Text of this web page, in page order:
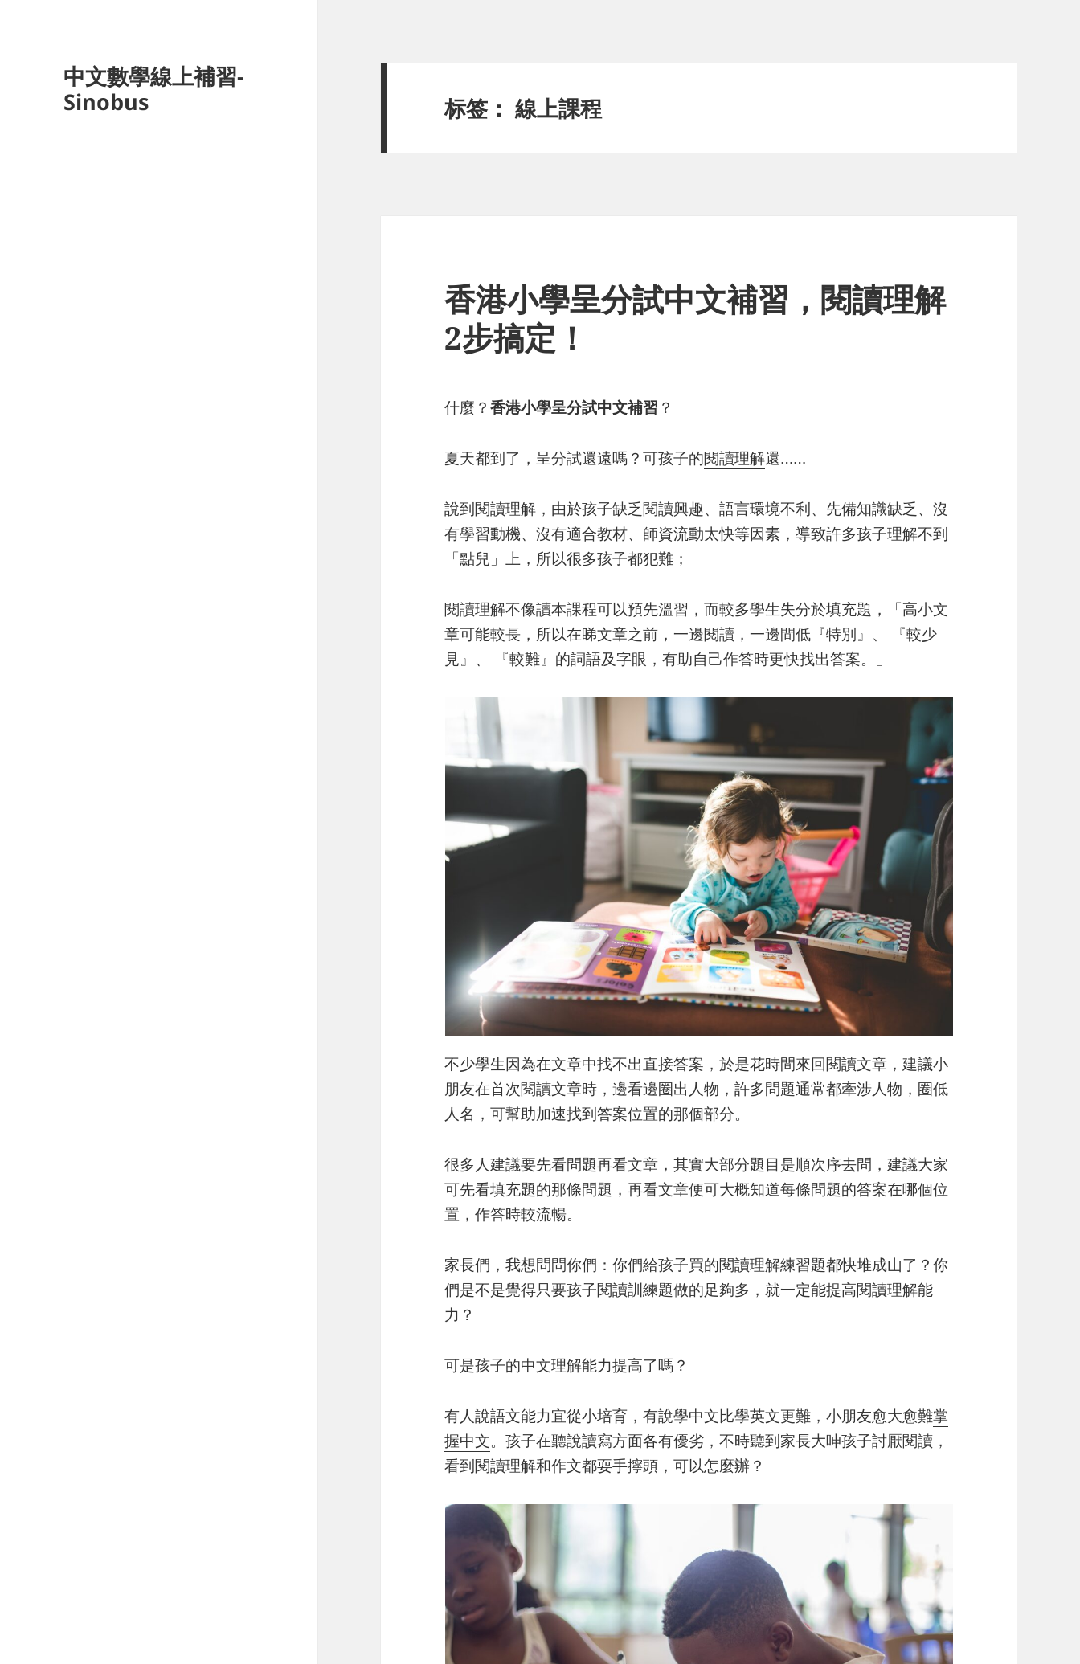
中文數學線上補習-
Sinobus
标签：線上課程
香港小學呈分試中文補習，閱讀理解
2步搞定！
什麼？香港小學呈分試中文補習 ？
夏天都到了，呈分試還遠嗎？可孩子的閱讀理解還……
說到閱讀理解，由於孩子缺乏閱讀興趣、語言環境不利、先備知識缺乏、沒
有學習動機、沒有適合教材、師資流動太快等因素，導致許多孩子理解不到
「點兒」上，所以很多孩子都犯難；
閱讀理解不像讀本課程可以預先溫習，而較多學生失分於填充題，「高小文
章可能較長，所以在睇文章之前，一邊閱讀，一邊間低『特別』、 『較少
見』、 『較難』的詞語及字眼，有助自己作答時更快找出答案。」
不少學生因為在文章中找不出直接答案，於是花時間來回閱讀文章，建議小
朋友在首次閱讀文章時，邊看邊圈出人物，許多問題通常都牽涉人物，圈低
人名，可幫助加速找到答案位置的那個部分。
很多人建議要先看問題再看文章，其實大部分題目是順次序去問，建議大家
可先看填充題的那條問題，再看文章便可大概知道每條問題的答案在哪個位
置，作答時較流暢。
家長們，我想問問你們：你們給孩子買的閱讀理解練習題都快堆成山了？你
們是不是覺得只要孩子閱讀訓練題做的足夠多，就一定能提高閱讀理解能
力？
可是孩子的中文理解能力提高了嗎？
有人說語文能力宜從小培育，有說學中文比學英文更難，小朋友愈大愈難掌
握中文。孩子在聽說讀寫方面各有優劣，不時聽到家長大呻孩子討厭閱讀，
看到閱讀理解和作文都耍手擰頭，可以怎麼辦？